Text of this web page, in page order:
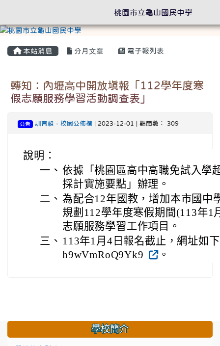
本站消息 分月文章 電子報列表
轉知：內壢高中開放填報「112學年度寒
假志願服務學習活動調查表」
公告 訓育組 - 校園公佈欄 | 2023-12-01 | 點閱數： 309
說明：
一、 依據「桃園區高中高職免試入學
採計實施要點」辦理。
二、 為配合12年國教，增加本市國中
規劃112學年度寒假期間(113年1
志願服務學習工作項目。
三、 113年1月4日報名截止，網址如
h9wVmRoQ9Yk9
。
學校簡介
桃園市立龜山國民中學